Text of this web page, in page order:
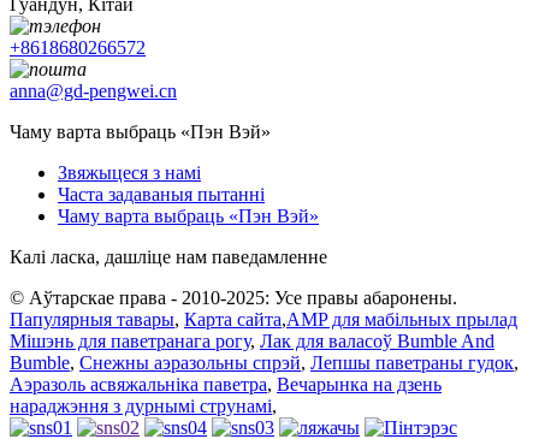
Гуандун, Кітай
+8618680266572
anna@gd-pengwei.cn
Чаму варта выбраць «Пэн Вэй»
Звяжыцеся з намі
Часта задаваныя пытанні
Чаму варта выбраць «Пэн Вэй»
Калі ласка, дашліце нам паведамленне
© Аўтарскае права - 2010-2025: Усе правы абаронены.
Папулярныя тавары, Карта сайта,AMP для мабільных прылад
Мішэнь для паветранага рогу, Лак для валасоў Bumble And
Bumble, Снежны аэразольны спрэй, Лепшы паветраны гудок,
Аэразоль асвяжальніка паветра, Вечарынка на дзень
нараджэння з дурнымі струнамі,